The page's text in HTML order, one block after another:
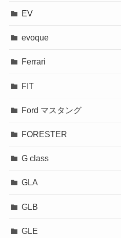
EV
evoque
Ferrari
FIT
Ford マスタング
FORESTER
G class
GLA
GLB
GLE